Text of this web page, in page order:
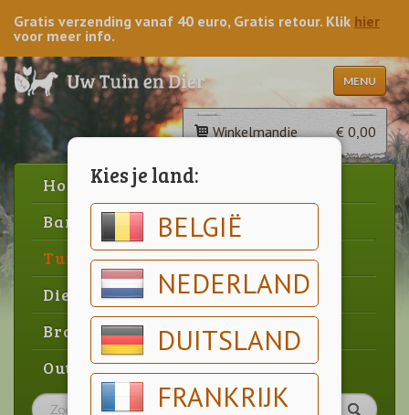
Kies je land:
BELGIË
NEDERLAND
DUITSLAND
FRANKRIJK
Gratis verzending vanaf 40 euro, Gratis retour. Klik hier
voor meer info.
MENU
Winkelmandje € 0,00
Home
Barbecue
Tuin
Dier
Brood & gebak
Outlet